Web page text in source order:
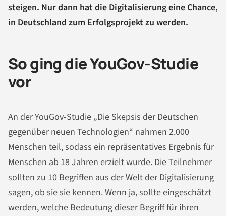
steigen. Nur dann hat die Digitalisierung eine Chance,
in Deutschland zum Erfolgsprojekt zu werden.
So ging die YouGov-Studie
vor
An der YouGov-Studie „Die Skepsis der Deutschen
gegenüber neuen Technologien“ nahmen 2.000
Menschen teil, sodass ein repräsentatives Ergebnis für
Menschen ab 18 Jahren erzielt wurde. Die Teilnehmer
sollten zu 10 Begriffen aus der Welt der Digitalisierung
sagen, ob sie sie kennen. Wenn ja, sollte eingeschätzt
werden, welche Bedeutung dieser Begriff für ihren